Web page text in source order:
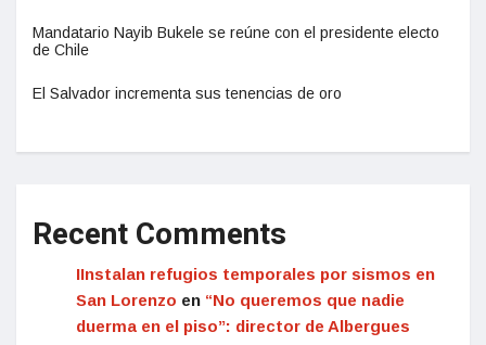
Mandatario Nayib Bukele se reúne con el presidente electo
de Chile
El Salvador incrementa sus tenencias de oro
Recent Comments
IInstalan refugios temporales por sismos en
San Lorenzo en “No queremos que nadie
duerma en el piso”: director de Albergues